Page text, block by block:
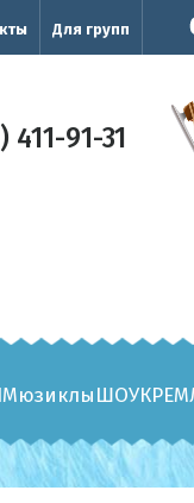
Для групп
411-91-31
МюзиклыШОУ